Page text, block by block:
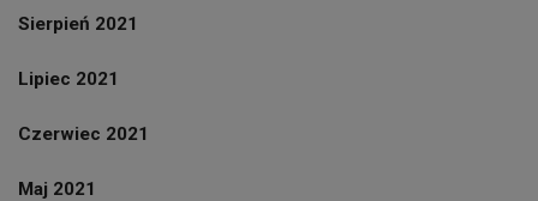
Sierpień 2021
Lipiec 2021
Czerwiec 2021
Maj 2021